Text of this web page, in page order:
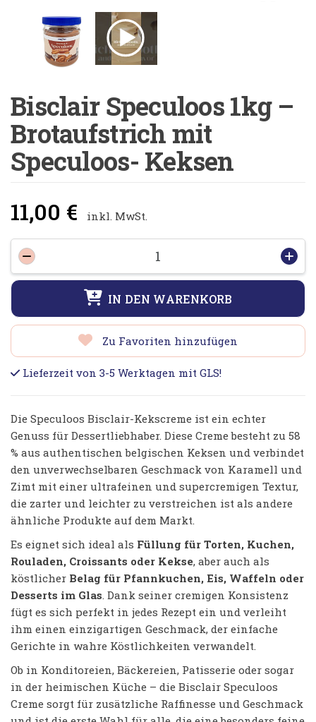
Bisclair Speculoos 1kg –
Brotaufstrich mit
Speculoos- Keksen
11,00 € inkl. MwSt.
-
Bisclair
1kg
-
Brotaufstrich
mit
Keksen
+
IN DEN WARENKORB
Zu Favoriten hinzufügen
Lieferzeit von 3-5 Werktagen mit GLS!
Die Speculoos Bisclair-Kekscreme ist ein echter
Genuss für Dessertliebhaber. Diese Creme besteht zu 58
% aus authentischen belgischen Keksen und verbindet
den unverwechselbaren Geschmack von Karamell und
Zimt mit einer ultrafeinen und supercremigen Textur,
die zarter und leichter zu verstreichen ist als andere
ähnliche Produkte auf dem Markt.
Es eignet sich ideal als Füllung für Torten, Kuchen,
Rouladen, Croissants oder Kekse, aber auch als
köstlicher Belag für Pfannkuchen, Eis, Waffeln oder
Desserts im Glas . Dank seiner cremigen Konsistenz
fügt es sich perfekt in jedes Rezept ein und verleiht
ihm einen einzigartigen Geschmack, der einfache
Gerichte in wahre Köstlichkeiten verwandelt.
Ob in Konditoreien, Bäckereien, Patisserie oder sogar
in der heimischen Küche – die Bisclair Speculoos
Creme sorgt für zusätzliche Raffinesse und Geschmack